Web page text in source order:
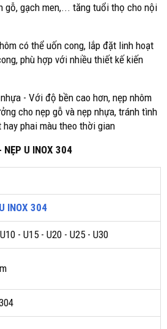
gỗ, gạch men,... tăng tuổi thọ cho nội
có thể uốn cong, lắp đặt linh hoạt
phù hợp với nhiều thiết kế kiến
- Với độ bền cao hơn, nẹp nhôm
cho nẹp gỗ và nẹp nhựa, tránh tình
phai màu theo thời gian
NẸP U INOX 304
INOX 304
- U15 - U20 - U25 - U30